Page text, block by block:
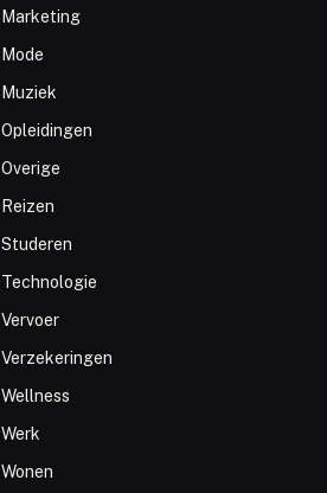
Marketing
Mode
Muziek
Opleidingen
Overige
Reizen
Studeren
Technologie
Vervoer
Verzekeringen
Wellness
Werk
Wonen